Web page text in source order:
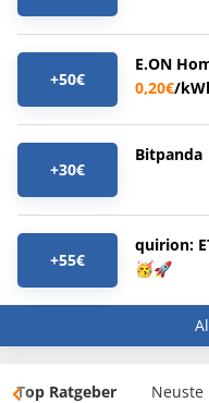
+50€
E.ON
0,20€/
+30€
Bitpanda
+55€
quirion:
🥳🚀
Top Ratgeber Neuste